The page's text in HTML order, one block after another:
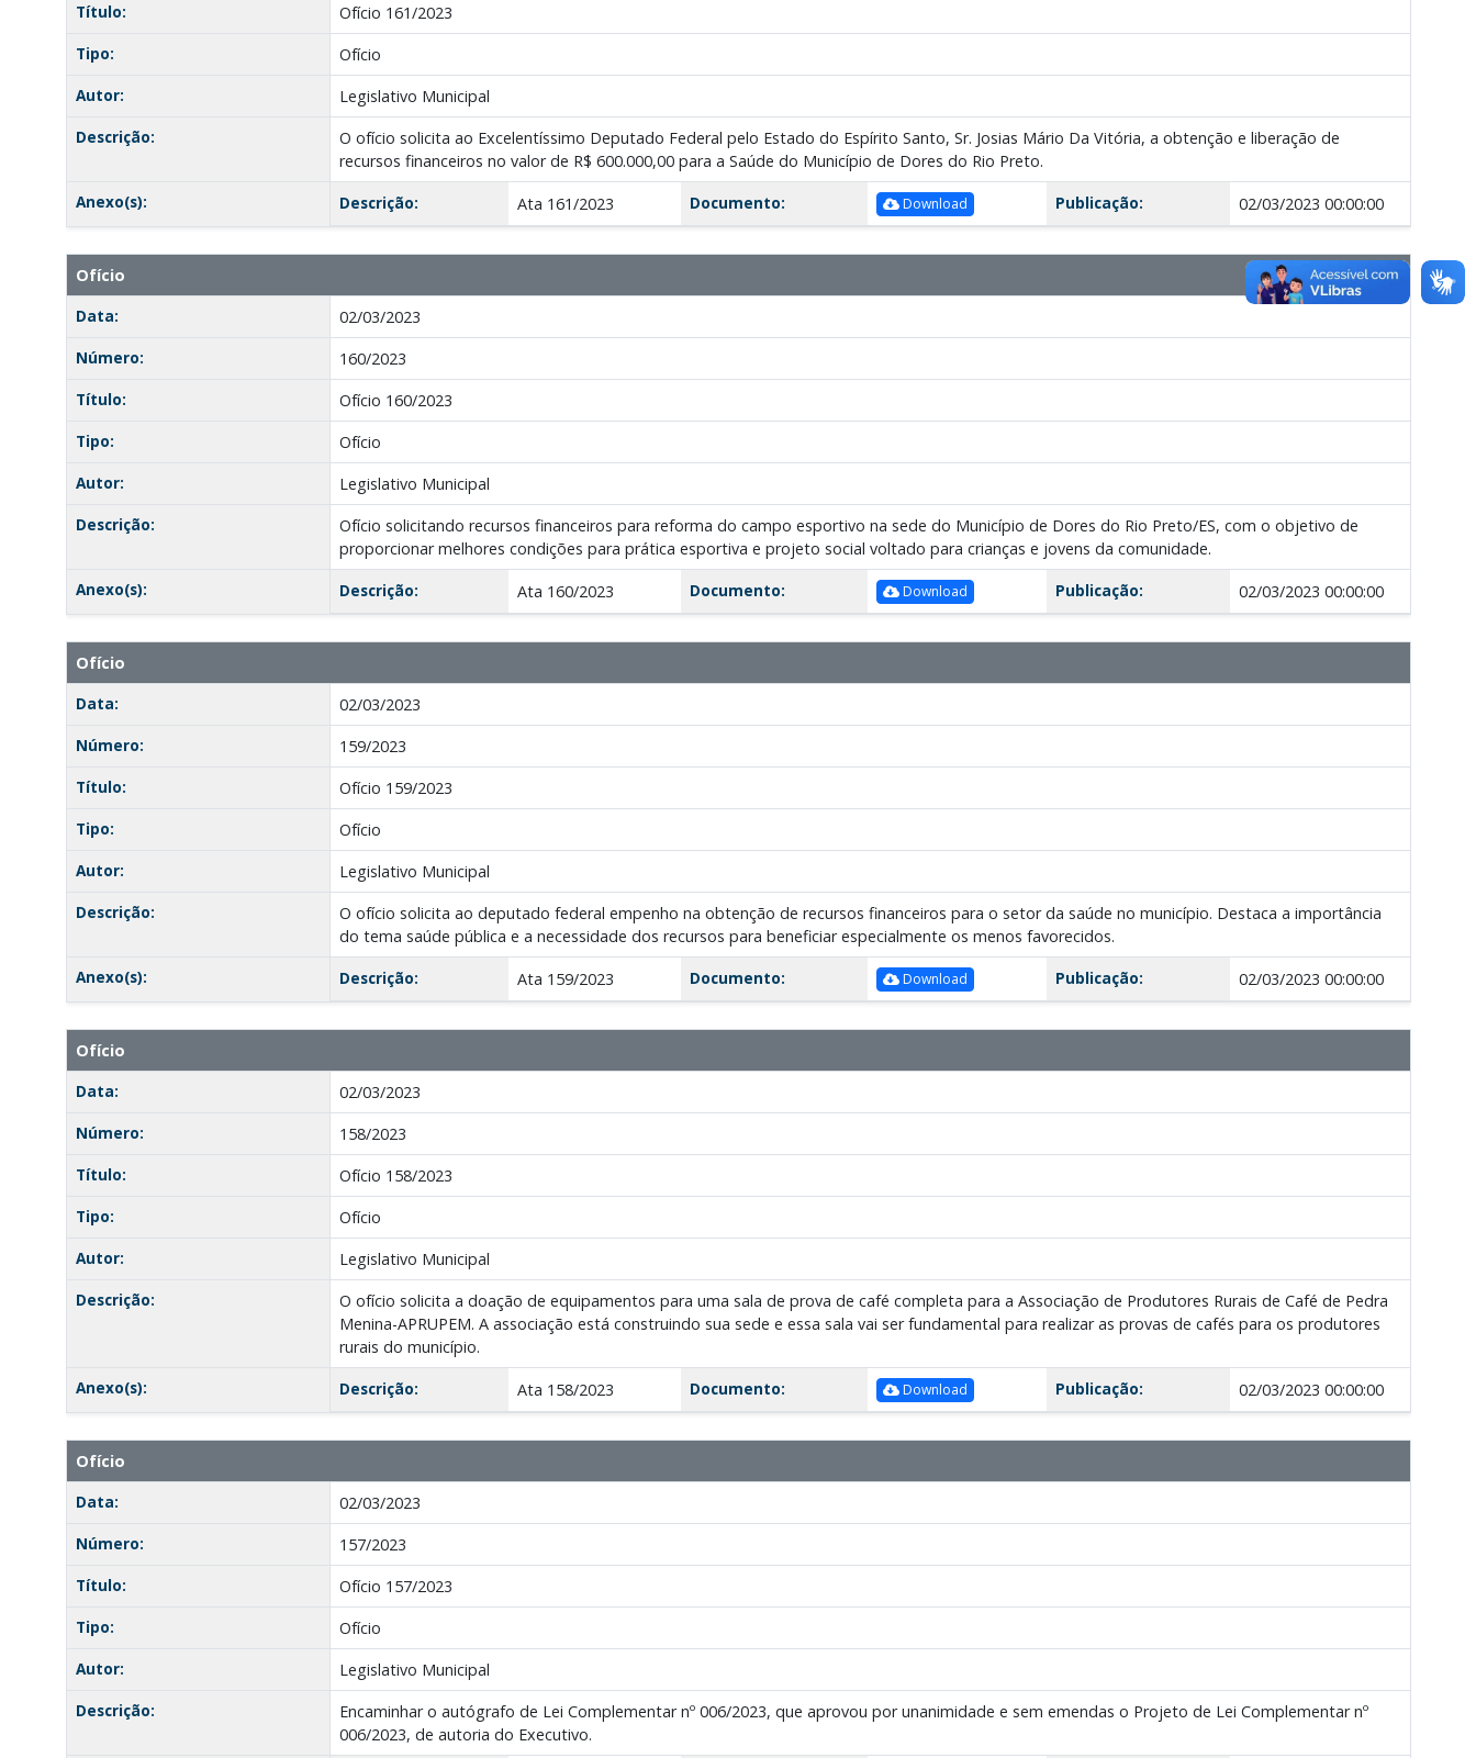
Título:
Ofício 161/2023
Tipo:
Ofício
Autor:
Legislativo Municipal
Descrição:
O ofício solicita ao Excelentíssimo Deputado Federal pelo Estado do Espírito Santo, Sr. Josias Mário Da Vitória, a obtenção e liberação de
recursos financeiros no valor de R$ 600.000,00 para a Saúde do Município de Dores do Rio Preto.
Anexo(s):
Descrição: Ata 161/2023 Documento: Download Publicação: 02/03/2023 00:00:00
Ofício
Data:
02/03/2023
Número:
160/2023
Título:
Ofício 160/2023
Tipo:
Ofício
Autor:
Legislativo Municipal
Descrição:
Ofício solicitando recursos financeiros para reforma do campo esportivo na sede do Município de Dores do Rio Preto/ES, com o objetivo de
proporcionar melhores condições para prática esportiva e projeto social voltado para crianças e jovens da comunidade.
Anexo(s):
Descrição: Ata 160/2023 Documento: Download Publicação: 02/03/2023 00:00:00
Ofício
Data:
02/03/2023
Número:
159/2023
Título:
Ofício 159/2023
Tipo:
Ofício
Autor:
Legislativo Municipal
Descrição:
O ofício solicita ao deputado federal empenho na obtenção de recursos financeiros para o setor da saúde no município. Destaca a importância
do tema saúde pública e a necessidade dos recursos para beneficiar especialmente os menos favorecidos.
Anexo(s):
Descrição: Ata 159/2023 Documento: Download Publicação: 02/03/2023 00:00:00
Ofício
Data:
02/03/2023
Número:
158/2023
Título:
Ofício 158/2023
Tipo:
Ofício
Autor:
Legislativo Municipal
Descrição:
O ofício solicita a doação de equipamentos para uma sala de prova de café completa para a Associação de Produtores Rurais de Café de Pedra
Menina-APRUPEM. A associação está construindo sua sede e essa sala vai ser fundamental para realizar as provas de cafés para os produtores
rurais do município.
Anexo(s):
Descrição: Ata 158/2023 Documento: Download Publicação: 02/03/2023 00:00:00
Ofício
Data:
02/03/2023
Número:
157/2023
Título:
Ofício 157/2023
Tipo:
Ofício
Autor:
Legislativo Municipal
Descrição:
Encaminhar o autógrafo de Lei Complementar nº 006/2023, que aprovou por unanimidade e sem emendas o Projeto de Lei Complementar nº
006/2023, de autoria do Executivo.